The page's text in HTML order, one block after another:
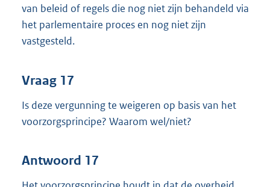
van beleid of regels die nog niet zijn behandeld via
het parlementaire proces en nog niet zijn
vastgesteld.
Vraag 17
Is deze vergunning te weigeren op basis van het
voorzorgsprincipe? Waarom wel/niet?
Antwoord 17